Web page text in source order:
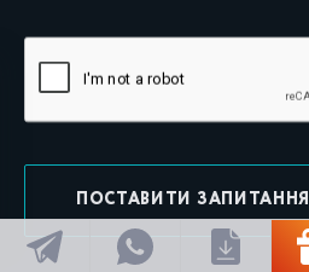
ПОСТАВИТИ ЗАПИТАННЯ